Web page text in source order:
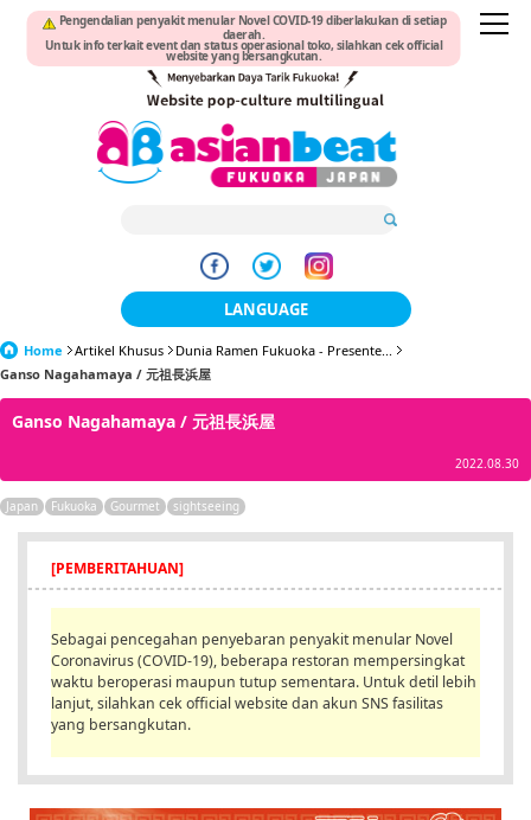
Pengendalian penyakit menular Novel COVID-19 diberlakukan di setiap
daerah.
Untuk info terkait event dan status operasional toko, silahkan cek official
website yang bersangkutan.
LANGUAGE
日本語
한국어
繁體中文
English
ภาษาไทย
tiéng Viêt
Bahasa Indonesia
Home Artikel Khusus
Dunia Ramen Fukuoka - Presente...
Ganso Nagahamaya / 元祖長浜屋
Ganso Nagahamaya / 元祖長浜屋
2022.08.30
Japan Fukuoka Gourmet sightseeing
[PEMBERITAHUAN]
Sebagai pencegahan penyebaran penyakit menular Novel
Coronavirus (COVID-19), beberapa restoran mempersingkat
waktu beroperasi maupun tutup sementara. Untuk detil lebih
lanjut, silahkan cek official website dan akun SNS fasilitas
yang bersangkutan.